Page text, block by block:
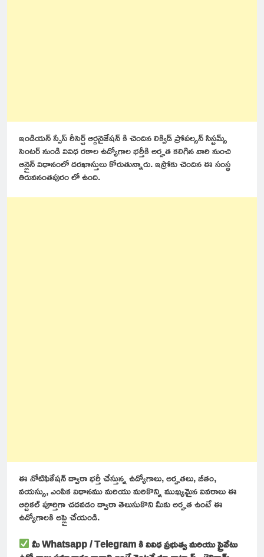
ఇండియన్ స్పేస్ రీసెర్చ్ ఆర్గనైజేషన్ కి చెందిన లిక్విడ్ ప్రోపల్సన్ సిస్టమ్స్
సెంటర్ నుండి వివిధ రకాల ఉద్యోగాల భర్తీకి అర్హత కలిగిన వారి నుంచి
ఆన్లైన్ విధానంలో దరఖాస్తులు కోరుతున్నారు. ఇస్రోకు చెందిన ఈ సంస్థ
తిరువనంతపురం లో ఉంది.
ఈ నోటిఫికేషన్ ద్వారా భర్తీ చేస్తున్న ఉద్యోగాలు, అర్హతలు, జీతం,
వయస్సు, ఎంపిక విధానము మరియు మరికొన్ని ముఖ్యమైన వివరాలు ఈ
ఆర్టికల్ పూర్తిగా చదవడం ద్వారా తెలుసుకొని మీకు అర్హత ఉంటే ఈ
ఉద్యోగాలకి అప్లై చేయండి.
మీ Whatsapp / Telegram కి వివిధ ప్రభుత్వ మరియు ప్రైవేటు